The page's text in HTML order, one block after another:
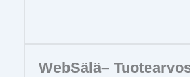
WebSälä–